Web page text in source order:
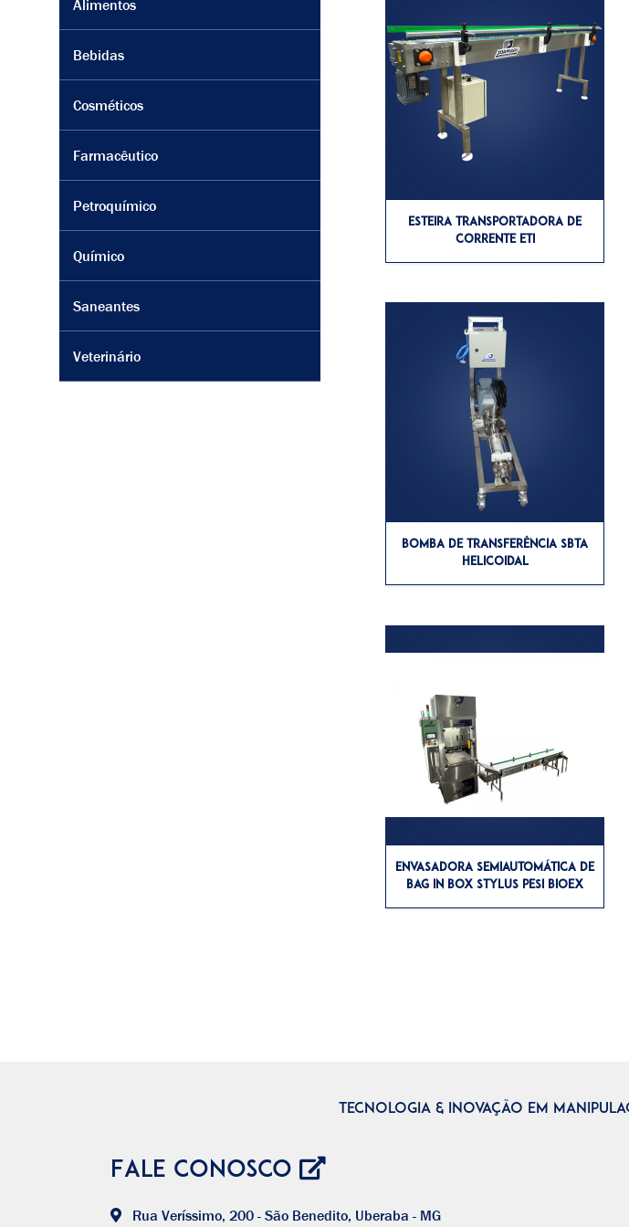
Alimentos
Bebidas
Cosméticos
Farmacêutico
Petroquímico
Químico
Saneantes
Veterinário
ESTEIRA TRANSPORTADORA DE
CORRENTE ETI
BOMBA DE TRANSFERÊNCIA SBTA
HELICOIDAL
ENVASADORA SEMIAUTOMÁTICA DE
BAG IN BOX STYLUS PESI BIOEX
n
TECNOLOGIA & INOVAÇÃO EM
Fale Conosco
Rua Veríssimo, 200 - São Benedito, Uberaba - MG